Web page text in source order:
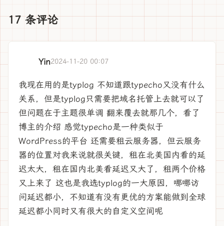
17 条评论
Yin2024-11-20 00:07
我现在用的是typlog 不知道跟typecho又没有什么
关系，但是typlog只需要把域名托管上去就可以了
但问题在于主题很单调 翻来覆去就那几个，看了
博主的介绍 感觉typecho是一种类似于
WordPress的平台 还需要租云服务器，但云服务
器的位置对我来说就很关键，租在北美国内看的延
迟太大，租在国内北美看延迟又大了，租两个价格
又上来了 这也是我选typlog的一大原因，哪哪访
问延迟都小，不知道有没有更优的方案能做到全球
延迟都小同时又有很大的自定义空间呢